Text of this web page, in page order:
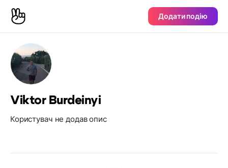
Додати подію
Viktor Burdeinyi
Користувач не додав опис